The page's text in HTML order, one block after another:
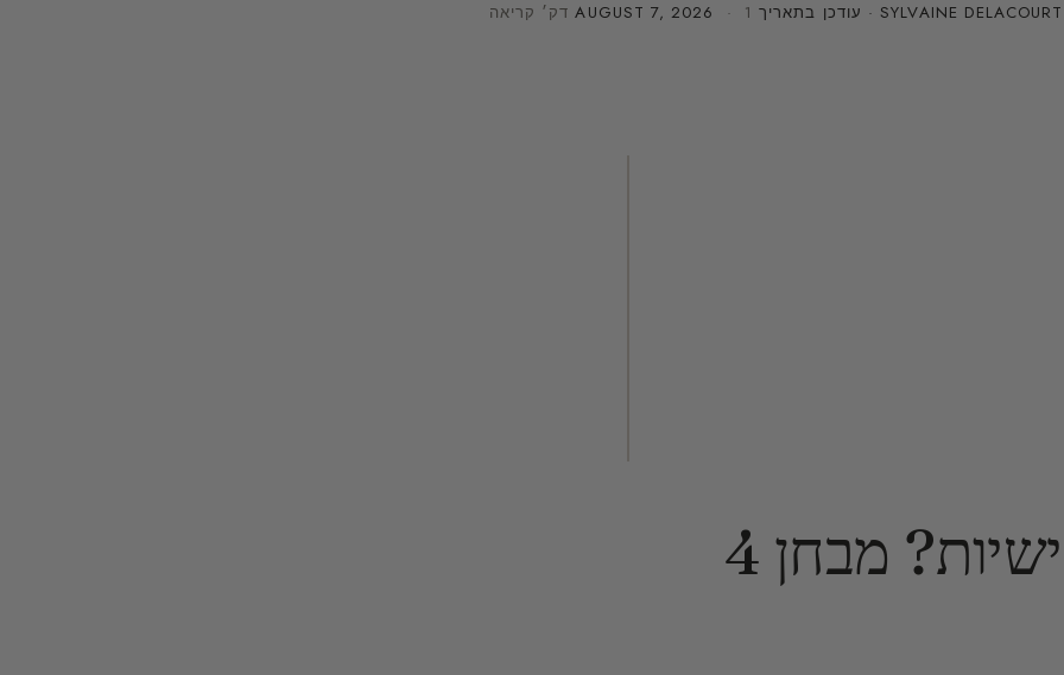
SYLVAINE · עודכן בתאריך AUGUST 7, 2026 · 1 דק׳ קריאה
איזה בושם לבחור לפי אישיות? מבחן 4